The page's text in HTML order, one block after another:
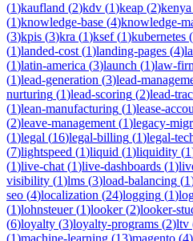
(1)kaufland (2)kdv (1)keap (2)kenya
(1)knowledge-base (4)knowledge-
(3)kpis (3)kra (1)ksef(1)kubernetes (
(1)landed-cost (1)landing-pages (4)
(1)latin-america (3)launch (1)law-
(1)lead-generation (3)lead-
nurturing (1)lead-scoring (2)lead-
(1)lean-manufacturing (1)lease-
(2)leave-management (1)legacy-
(1)legal (16)legal-billing (1)legal-
(7)lightspeed (1)liquid (1)liquidity (1
(1)live-chat (1)live-dashboards (1)
visibility (1)lms (3)load-balancing (1
seo (4)localization (24)logging (1)
(1)lohnsteuer(1)looker(2)looker-
(6)loyalty (3)loyalty-programs (2)ltv
(1)machine-learning (13)magento (4)